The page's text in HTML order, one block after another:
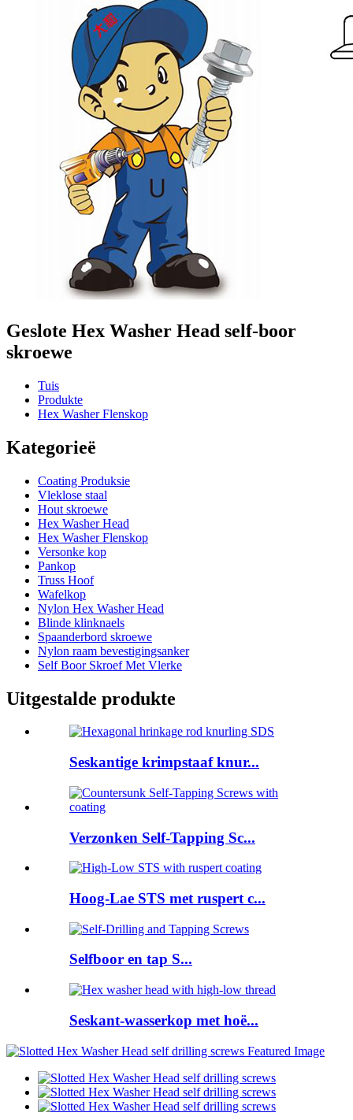
Geslote Hex Washer Head self-boor
skroewe
Tuis
Produkte
Hex Washer Flenskop
Kategorieë
Coating Produksie
Vleklose staal
Hout skroewe
Hex Washer Head
Hex Washer Flenskop
Versonke kop
Pankop
Truss Hoof
Wafelkop
Nylon Hex Washer Head
Blinde klinknaels
Spaanderbord skroewe
Nylon raam bevestigingsanker
Self Boor Skroef Met Vlerke
Uitgestalde produkte
Seskantige krimpstaaf knur...
Verzonken Self-Tapping Sc...
Hoog-Lae STS met ruspert c...
Selfboor en tap S...
Seskant-wasserkop met hoë...